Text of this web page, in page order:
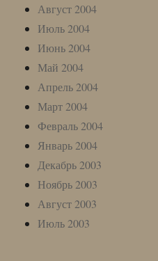
Август 2004
Июль 2004
Июнь 2004
Май 2004
Апрель 2004
Март 2004
Февраль 2004
Январь 2004
Декабрь 2003
Ноябрь 2003
Август 2003
Июль 2003